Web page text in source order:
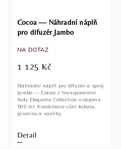
Cocoa — Náhradní náplň
pro difuzér Jambo
NA DOTAZ
1 125 Kč
Detail
Náhradní náplň pro difuzér a sprej
Jambo — Cocoa z transparentní
řady Elegante Collection o objemu
500 ml. Kombinace vůní kokosu,